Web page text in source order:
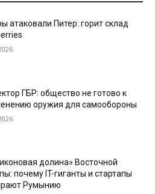
атаковали Питер: горит склад
ГБР: общество не готово к
оружия для самообороны
долина» Восточной
почему IT-гиганты и стартапы
Румынию